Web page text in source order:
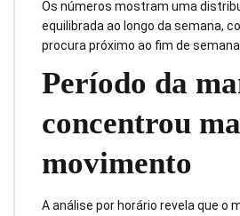
Os números mostram uma
equilibrada ao longo da semana,
procura próximo ao fim de semana.
Período da
concentrou
movimento
A análise por horário revela que o